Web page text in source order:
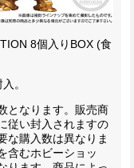
8個入りBOX (食
。
となります。販売商
従い封入されますの
な購入数は異なりま
含むホビーショッ